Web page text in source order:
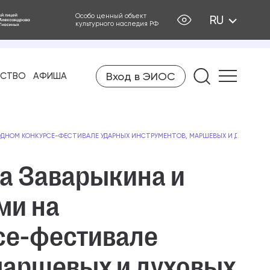
Особо ценный объект
культурного наследия РФ
RU
АФИША Вход в ЭИОС Найти на
КОНКУРСЕ-ФЕСТИВАЛЕ УДАРНЫХ ИНСТРУМЕНТОВ, МАРШЕВЫХ И ДУХОВЫХ
Заварыкина и
на
фестивале